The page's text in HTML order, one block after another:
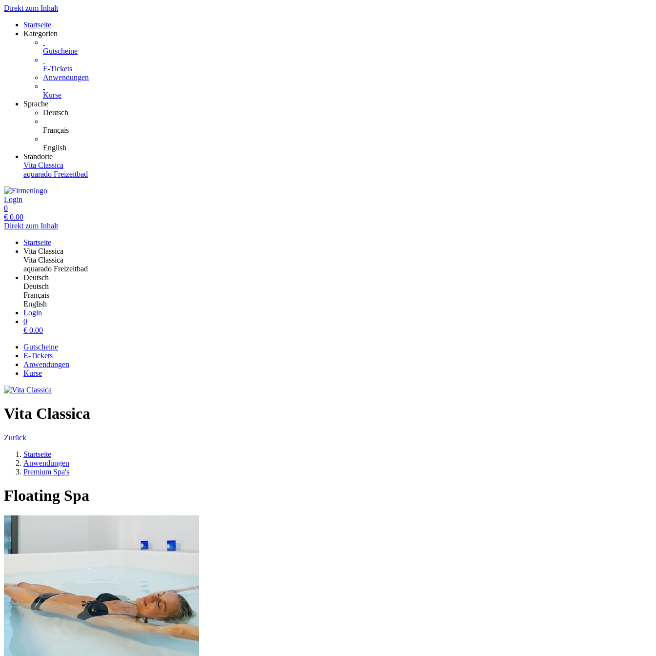
Direkt zum Inhalt
Startseite
Kategorien
Gutscheine
E-Tickets
Anwendungen
Kurse
Sprache
Deutsch
Français
English
Standorte
Vita Classica
aquarado Freizeitbad
Login
0
€ 0.00
Direkt zum Inhalt
Startseite
Vita Classica
Vita Classica
aquarado Freizeitbad
Deutsch
Deutsch
Français
English
Login
0
€ 0.00
Gutscheine
E-Tickets
Anwendungen
Kurse
Vita Classica
Zurück
Startseite
Anwendungen
Premium Spa's
Floating Spa